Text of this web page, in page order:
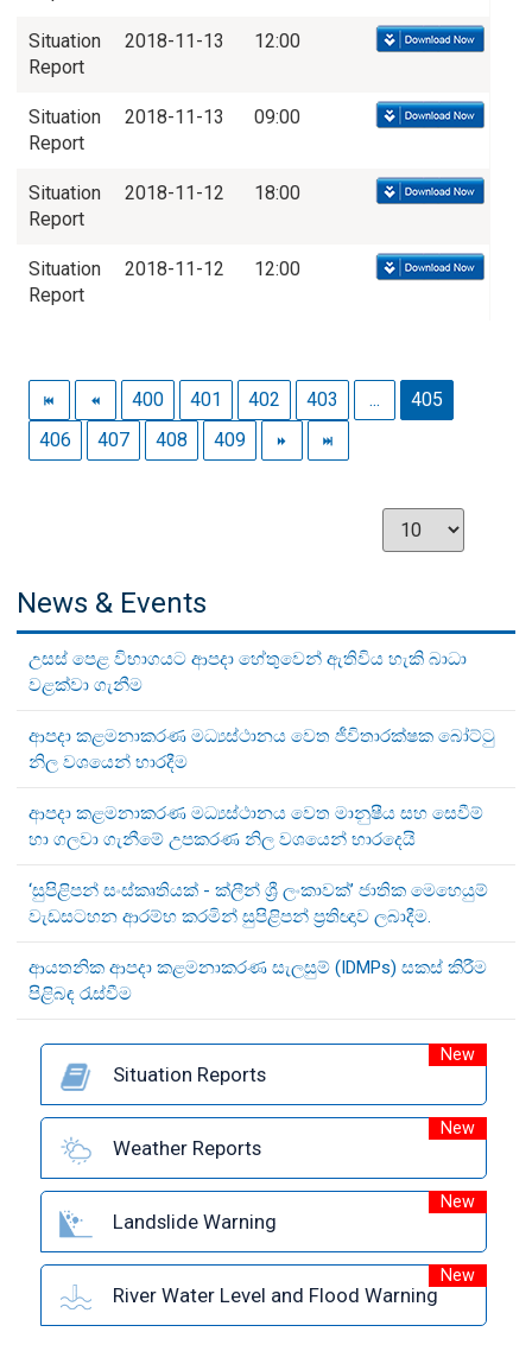
Situation
Report
2018-11-13 12:00
Situation
Report
2018-11-13 09:00
Situation
Report
2018-11-12 18:00
Situation
Report
2018-11-12 12:00
400 401 402 403 ...
405
406
407 408 409
News & Events
උසස් පෙළ විභාගයට ආපදා හේතුවෙන් ඇතිවිය හැකි බාධා
වළක්වා ගැනීම
ආපදා කළමනාකරණ මධ්‍යස්ථානය වෙත ජීවිතාරක්ෂක බෝට්ටු
නිල වශයෙන් භාරදීම
ආපදා කළමනාකරණ මධ්‍යස්ථානය වෙත මානුෂීය සහ සෙවීම්
හා ගලවා ගැනීමේ උපකරණ නිල වශයෙන් භාරදෙයි
‘සුපිළිපන් සංස්කෘතියක් - ක්ලීන් ශ්‍රී ලංකාවක්’ ජාතික මෙහෙයුම්
වැඩසටහන ආරම්භ කරමින් සුපිළිපන් ප්‍රතිඥාව ලබාදීම.
ආයතනික ආපදා කළමනාකරණ සැලසුම් (IDMPs) සකස් කිරීම
පිළිබඳ රැස්වීම
Situation Reports
New
Weather Reports
New
Landslide Warning
New
River Water Level and Flood Warning
New